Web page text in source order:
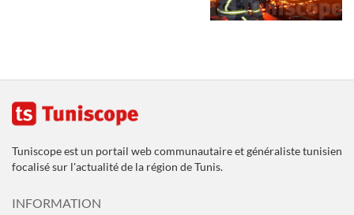
Tuniscope est un portail web communautaire et généraliste tunisien
focalisé sur l'actualité de la région de Tunis.
INFORMATION